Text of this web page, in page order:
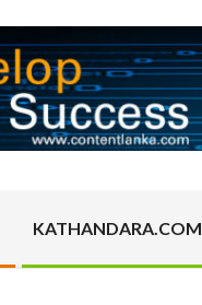
KATHANDARA.COM